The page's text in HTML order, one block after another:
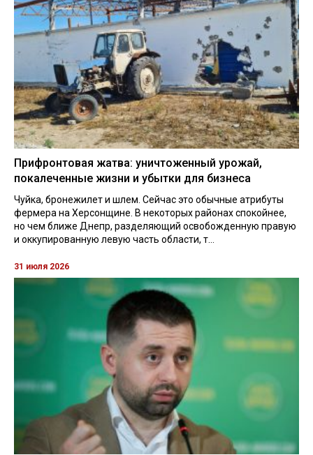
Прифронтовая жатва: уничтоженный урожай,
покалеченные жизни и убытки для бизнеса
Чуйка, бронежилет и шлем. Сейчас это обычные атрибуты
фермера на Херсонщине. В некоторых районах спокойнее,
но чем ближе Днепр, разделяющий освобожденную правую
и оккупированную левую часть области, т...
31 июля 2026